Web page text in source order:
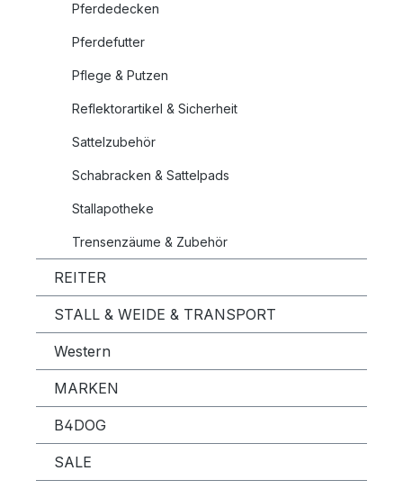
Pferdedecken
Pferdefutter
Pflege & Putzen
Reflektorartikel & Sicherheit
Sattelzubehör
Schabracken & Sattelpads
Stallapotheke
Trensenzäume & Zubehör
REITER
STALL & WEIDE & TRANSPORT
Western
MARKEN
B4DOG
SALE